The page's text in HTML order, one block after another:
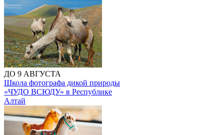
ДО 9 АВГУСТА
Школа фотографа дикой природы
«ЧУДО ВСЮДУ» в Республике
Алтай